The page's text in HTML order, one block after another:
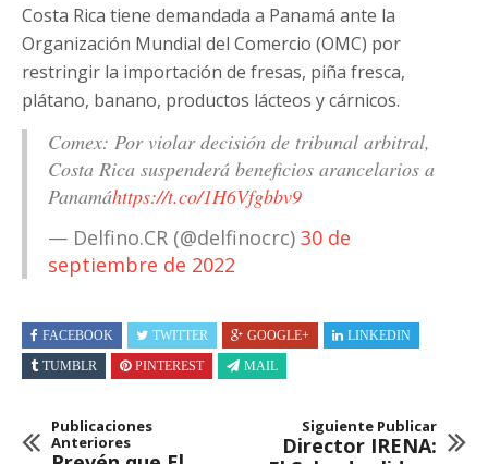
Costa Rica tiene demandada a Panamá ante la
Organización Mundial del Comercio (OMC) por
restringir la importación de fresas, piña fresca,
plátano, banano, productos lácteos y cárnicos.
Comex: Por violar decisión de tribunal arbitral,
Costa Rica suspenderá beneficios arancelarios a
Panamáhttps://t.co/1H6Vfgbbv9
— Delfino.CR (@delfinocrc) 30 de
septiembre de 2022
FACEBOOK TWITTER GOOGLE+
LINKEDIN
TUMBLR
PINTEREST MAIL
Publicaciones
Anteriores
Siguiente Publicar
Director IRENA: